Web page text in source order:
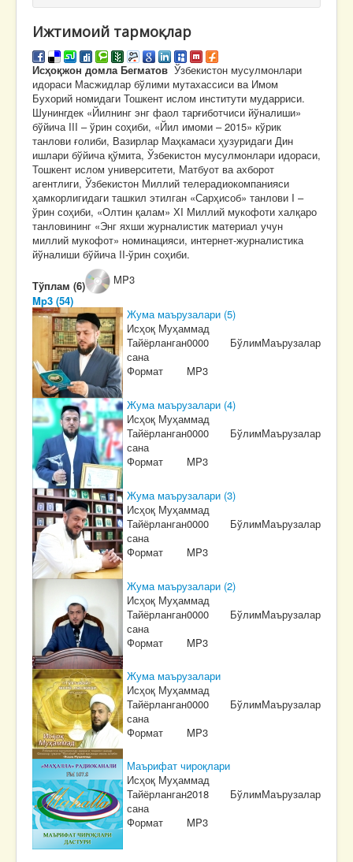
Ижтимоий тармоқлар
Исҳоқжон домла Бегматов Ўзбекистон мусулмонлари
идораси Масжидлар бўлими мутахассиси ва Имом
Бухорий номидаги Тошкент ислом институти мударриси.
Шунингдек «Йилнинг энг фаол тарғиботчиси йўналиши»
бўйича III – ўрин соҳиби, «Йил имоми – 2015» кўрик
танлови ғолиби, Вазирлар Маҳкамаси ҳузуридаги Дин
ишлари бўйича қўмита, Ўзбекистон мусулмонлари идораси,
Тошкент ислом университети, Матбуот ва ахборот
агентлиги, Ўзбекистон Миллий телерадиокомпанияси
ҳамкорлигидаги ташкил этилган «Сарҳисоб» танлови I –
ўрин соҳиби, «Олтин қалам» ХI Миллий мукофоти халқаро
танловининг «Энг яхши журналистик материал учун
миллий мукофот» номинацияси, интернет-журналистика
йўналиши бўйича II-ўрин соҳиби.
Тўплам (6)
Mp3 (54)
MP3
Жума маърузалари (5)
Исҳоқ Муҳаммад
Тайёрланган
сана
0000
Формат
MP3
БўлимМаърузалар
Жума маърузалари (4)
Исҳоқ Муҳаммад
Тайёрланган
сана
0000
Формат
MP3
БўлимМаърузалар
Жума маърузалари (3)
Исҳоқ Муҳаммад
Тайёрланган
сана
0000
Формат
MP3
БўлимМаърузалар
Жума маърузалари (2)
Исҳоқ Муҳаммад
Тайёрланган
сана
0000
Формат
MP3
БўлимМаърузалар
Жума маърузалари
Исҳоқ Муҳаммад
Тайёрланган
сана
0000
Формат
MP3
БўлимМаърузалар
Маърифат чироқлари
Исҳоқ Муҳаммад
Тайёрланган
сана
2018
Формат
MP3
БўлимМаърузалар